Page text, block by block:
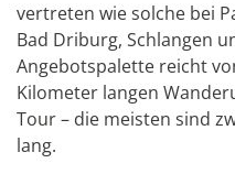
vertreten wie solche bei
Bad Driburg, Schlangen
Angebotspalette reicht
Kilometer langen
Tour – die meisten sind
lang.